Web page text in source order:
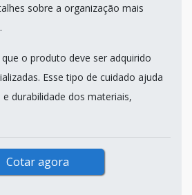
sobre a organização mais
o produto deve ser adquirido
Esse tipo de cuidado ajuda
durabilidade dos materiais,
Cotar agora